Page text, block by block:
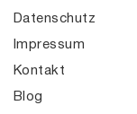
Datenschutz
Impressum
Kontakt
Blog